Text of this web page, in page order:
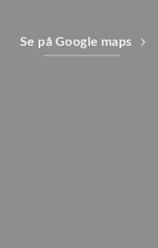
Se på Google maps